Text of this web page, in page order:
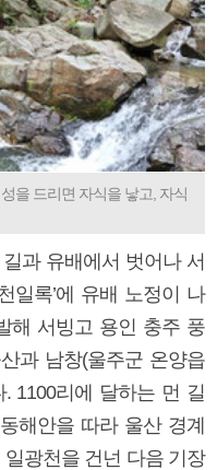
을 드리면 자식을 낳고, 자식
과 유배에서 벗어나 서
일록’에 유배 노정이 나
해 서빙고 용인 충주 풍
과 남창(울주군 온양읍
1100리에 달하는 먼 길
해안을 따라 울산 경계
광천을 건넌 다음 기장